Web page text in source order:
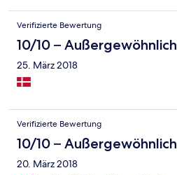
Verifizierte Bewertung
10/10 – Außergewöhnlich
25. März 2018
Verifizierte Bewertung
10/10 – Außergewöhnlich
20. März 2018